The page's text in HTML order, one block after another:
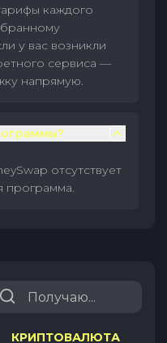
каждого
у вас возникли
сервиса —
напрямую.
отсутствует
программа.
КРИПТОВАЛЮТА